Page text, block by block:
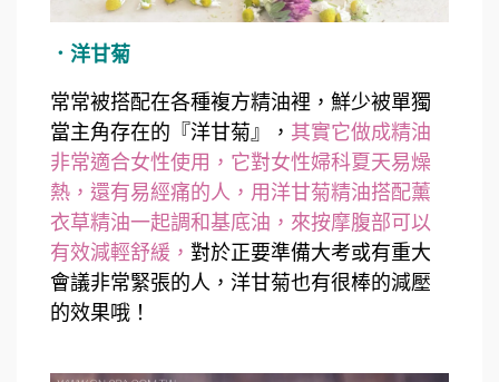
．洋甘菊
常常被搭配在各種複方精油裡，鮮少被單獨
當主角存在的『洋甘菊』， 其實它做成精油
非常適合女性使用，它對女性婦科夏天易燥
熱，還有易經痛的人，用洋甘菊精油搭配薰
衣草精油一起調和基底油，來按摩腹部可以
有效減輕舒緩， 對於正要準備大考或有重大
會議非常緊張的人，洋甘菊也有很棒的減壓
的效果哦！